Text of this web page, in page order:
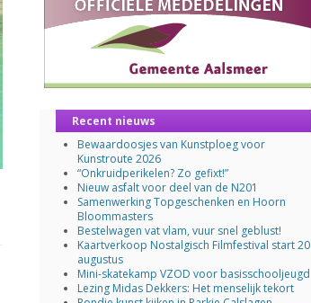
Recent nieuws
Bewaardoosjes van Kunstploeg voor
Kunstroute 2026
“Onkruidperikelen? Zo gefixt!”
Nieuw asfalt voor deel van de N201
Samenwerking Topgeschenken en Hoorn
Bloommasters
Bestelwagen vat vlam, vuur snel geblust!
Kaartverkoop Nostalgisch Filmfestival start 20
augustus
Mini-skatekamp VZOD voor basisschooljeugd
Lezing Midas Dekkers: Het menselijk tekort